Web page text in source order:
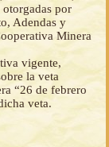
por
Adendas y
Minera
vigente,
la veta
“26 de febrero
veta.